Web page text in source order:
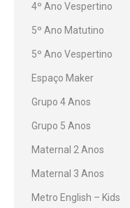
4º Ano Vespertino
5º Ano Matutino
5º Ano Vespertino
Espaço Maker
Grupo 4 Anos
Grupo 5 Anos
Maternal 2 Anos
Maternal 3 Anos
Metro English – Kids